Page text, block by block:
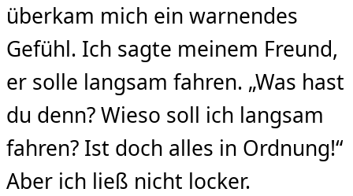
überkam mich ein warnendes
Gefühl. Ich sagte meinem Freund,
er solle langsam fahren. „Was hast
du denn? Wieso soll ich langsam
fahren? Ist doch alles in Ordnung!“
Aber ich ließ nicht locker.